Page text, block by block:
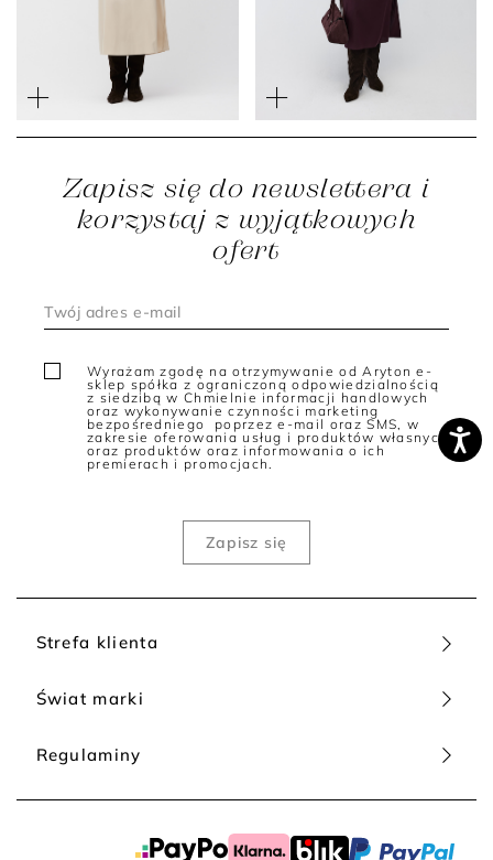
sukienka z kontrastowym
przeszyciem
Oberżynowa sukienka midi
Strefa klienta
Świat marki
Regulaminy
Zapisz się do newslettera i
korzystaj z wyjątkowych
ofert
Wyrażam zgodę na otrzymywanie od Aryton e-
sklep spółka z ograniczoną odpowiedzialnością
z siedzibą w Chmielnie informacji handlowych
oraz wykonywanie czynności marketing
bezpośredniego poprzez e-mail oraz SMS, w
zakresie oferowania usług i produktów własnych
oraz produktów oraz informowania o ich
premierach i promocjach.